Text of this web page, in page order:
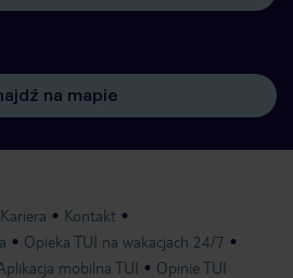
na mapie
Kariera
Kontakt
Opieka TUI na wakacjach 24/7
mobilna TUI Opinie TUI